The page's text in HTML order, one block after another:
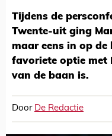
Tijdens de
Twente-uit ging
maar eens in op
favoriete optie met
van de baan is.
Door De Redactie